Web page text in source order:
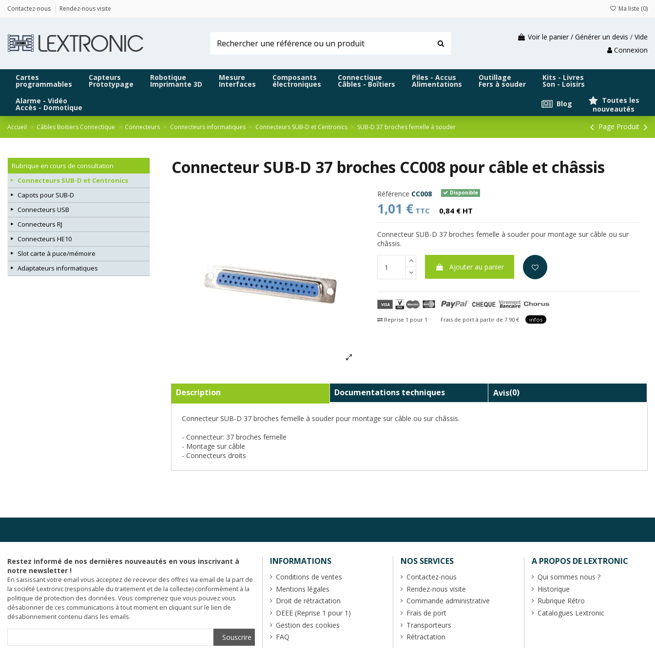
Contactez-nous Rendez-nous visite Ma liste (0)
Voir le panier / Générer un devis / Vide
Connexion
Cartes
programmables
Capteurs
Prototypage
Robotique
Imprimante 3D
Mesure
Interfaces
Composants
électroniques
Connectique
Câbles - Boîtiers
Piles - Accus
Alimentations
Outillage
Fers à souder
Kits - Livres
Son - Loisirs
Alarme - Vidéo
Accès - Domotique
Toutes les
nouveautés
Blog
Accueil Câbles Boitiers Connectique Connecteurs Connecteurs informatiques Connecteurs SUB-D et Centronics SUB-D 37 broches femelle à souder Page Produit
Connecteur SUB-D 37 broches CC008 pour câble et châssis
Référence CC008 Disponible
1,01 € TTC 0,84 € HT
Connecteur SUB-D 37 broches femelle à souder pour montage sur câble ou sur
châssis.
Ajouter au panier
Reprise 1 pour 1 Frais de port à partir de 7.90 € infos
Description Documentations techniques Avis(0)
Connecteur SUB-D 37 broches femelle à souder pour montage sur câble ou sur châssis.
- Connecteur: 37 broches femelle
- Montage sur câble
- Connecteurs droits
Rubrique en cours de consultation
Connecteurs SUB-D et Centronics
Capots pour SUB-D
Connecteurs USB
Connecteurs RJ
Connecteurs HE10
Slot carte à puce/mémoire
Adaptateurs informatiques
Restez informé de nos dernières nouveautés en vous inscrivant à
notre newsletter !
En saisissant votre email vous acceptez de recevoir des offres via email de la part de
la société Lextronic (responsable du traitement et de la collecte) conformément à la
politique de protection des données. Vous comprenez que vous pouvez vous
désabonner de ces communications à tout moment en cliquant sur le lien de
désabonnement contenu dans les emails.
INFORMATIONS
Conditions de ventes
Mentions légales
Droit de rétractation
DEEE (Reprise 1 pour 1)
Gestion des cookies
FAQ
NOS SERVICES
Contactez-nous
Rendez-nous visite
Commande administrative
Frais de port
Transporteurs
Rétractation
A PROPOS DE LEXTRONIC
Qui sommes nous ?
Historique
Rubrique Rétro
Catalogues Lextronic
Panneau de gestion des cookies